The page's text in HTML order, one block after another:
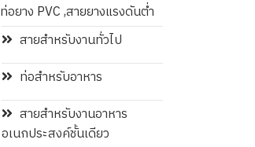
ท่อยาง PVC ,สายยางแรงดันต่ำ
สายสำหรับงานทั่วไป
ท่อสำหรับอาหาร
สายสำหรับงานอาหาร
อเนกประสงค์ชั้นเดียว